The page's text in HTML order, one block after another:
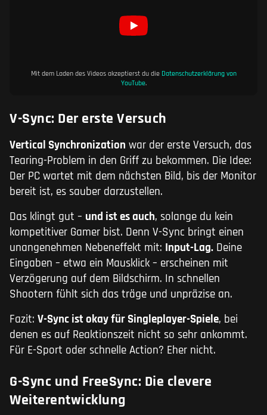
Mit dem Laden des Videos akzeptierst du die Datenschutzerklärung von
YouTube.
V-Sync: Der erste Versuch
Vertical Synchronization war der erste Versuch, das
Tearing-Problem in den Griff zu bekommen. Die Idee:
Der PC wartet mit dem nächsten Bild, bis der Monitor
bereit ist, es sauber darzustellen.
Das klingt gut – und ist es auch, solange du kein
kompetitiver Gamer bist. Denn V-Sync bringt einen
unangenehmen Nebeneffekt mit: Input-Lag. Deine
Eingaben – etwa ein Mausklick – erscheinen mit
Verzögerung auf dem Bildschirm. In schnellen
Shootern fühlt sich das träge und unpräzise an.
Fazit: V-Sync ist okay für Singleplayer-Spiele, bei
denen es auf Reaktionszeit nicht so sehr ankommt.
Für E-Sport oder schnelle Action? Eher nicht.
G-Sync und FreeSync: Die clevere
Weiterentwicklung